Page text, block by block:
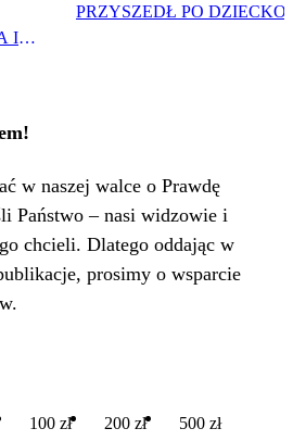
I
PRZYSZEDŁ PO DZIECKO
w naszej walce o Prawdę
Państwo – nasi widzowie i
chcieli. Dlatego oddając w
prosimy o wsparcie
100 zł 200 zł 500 zł